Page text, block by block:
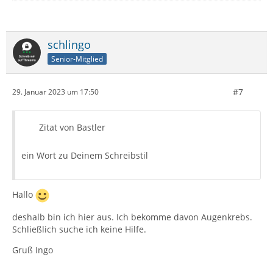
schlingo
Senior-Mitglied
29. Januar 2023 um 17:50 #7
Zitat von Bastler
ein Wort zu Deinem Schreibstil
Hallo
deshalb bin ich hier aus. Ich bekomme davon Augenkrebs.
Schließlich suche ich keine Hilfe.
Gruß Ingo